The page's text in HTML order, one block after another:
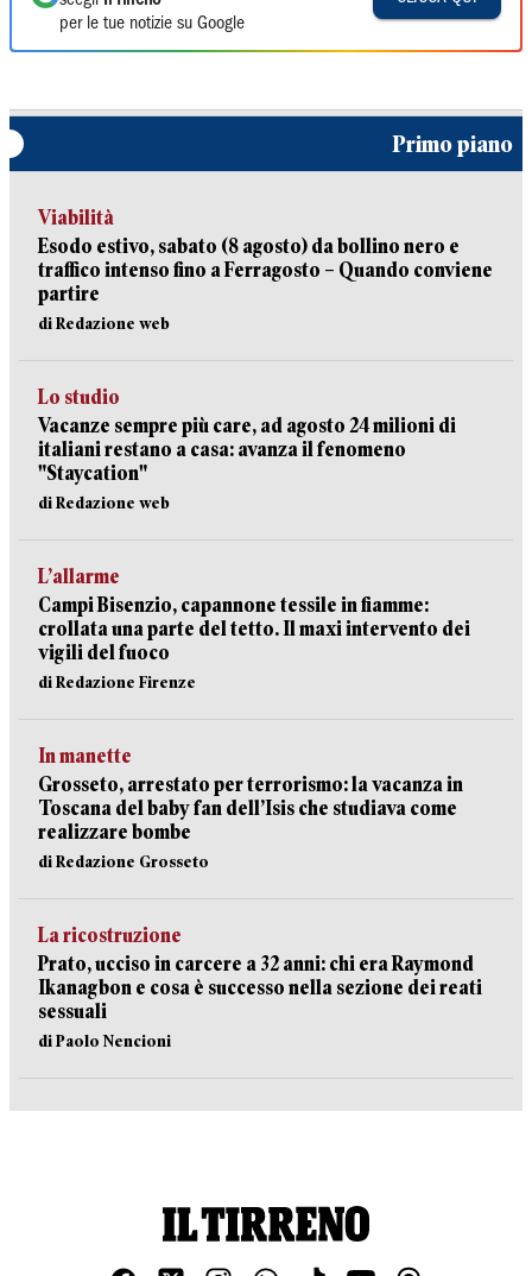
per le tue notizie su Google
Primo piano
Viabilità
Esodo estivo, sabato (8 agosto) da bollino nero e
traffico intenso fino a Ferragosto – Quando conviene
partire
di Redazione web
Lo studio
Vacanze sempre più care, ad agosto 24 milioni di
italiani restano a casa: avanza il fenomeno
"Staycation"
di Redazione web
L’allarme
Campi Bisenzio, capannone tessile in fiamme:
crollata una parte del tetto. Il maxi intervento dei
vigili del fuoco
di Redazione Firenze
In manette
Grosseto, arrestato per terrorismo: la vacanza in
Toscana del baby fan dell’Isis che studiava come
realizzare bombe
di Redazione Grosseto
La ricostruzione
Prato, ucciso in carcere a 32 anni: chi era Raymond
Ikanagbon e cosa è successo nella sezione dei reati
sessuali
di Paolo Nencioni